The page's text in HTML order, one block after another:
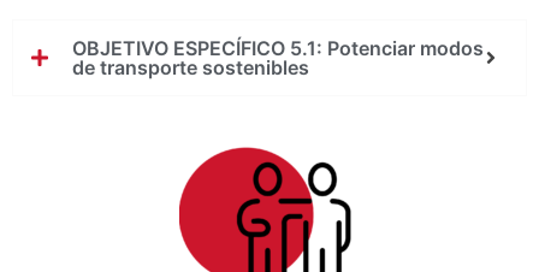
OBJETIVO ESPECÍFICO 5.1: Potenciar modos
de transporte sostenibles